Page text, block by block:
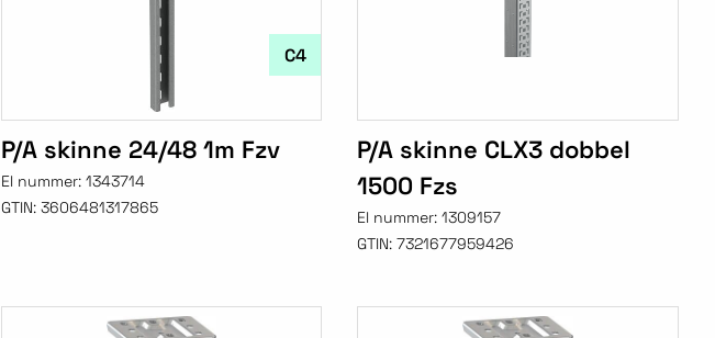
C4
P/A skinne 24/48 1m Fzv
El nummer: 1343714
GTIN: 3606481317865
P/A skinne CLX3 dobbel
1500 Fzs
El nummer:1309157
GTIN: 7321677959426